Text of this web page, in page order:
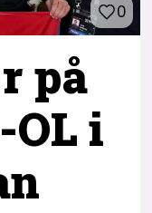
0
på
i